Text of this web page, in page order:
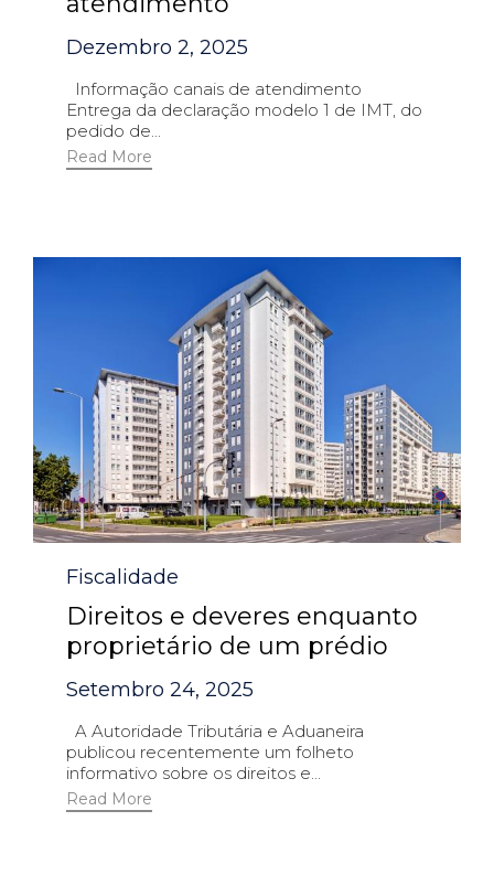
Dezembro 2, 2025
Informação canais de atendimento
Entrega da declaração modelo 1 de IMT, do
pedido de...
Read More
Category
Fiscalidade
Direitos e deveres enquanto
proprietário de um prédio
Setembro 24, 2025
A Autoridade Tributária e Aduaneira
publicou recentemente um folheto
informativo sobre os direitos e...
Read More